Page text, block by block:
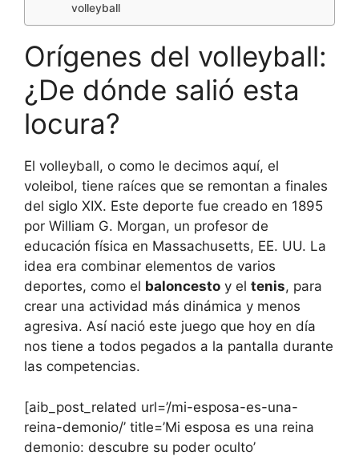
volleyball
Orígenes del volleyball:
¿De dónde salió esta
locura?
El volleyball, o como le decimos aquí, el
voleibol, tiene raíces que se remontan a finales
del siglo XIX. Este deporte fue creado en 1895
por William G. Morgan, un profesor de
educación física en Massachusetts, EE. UU. La
idea era combinar elementos de varios
deportes, como el baloncesto y el tenis, para
crear una actividad más dinámica y menos
agresiva. Así nació este juego que hoy en día
nos tiene a todos pegados a la pantalla durante
las competencias.
[aib_post_related url=’/mi-esposa-es-una-
reina-demonio/’ title=’Mi esposa es una reina
demonio: descubre su poder oculto’